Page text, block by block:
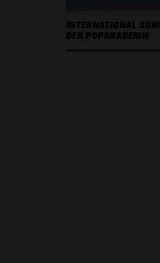
INTERNATIONAL
DER POPAKADEMIE